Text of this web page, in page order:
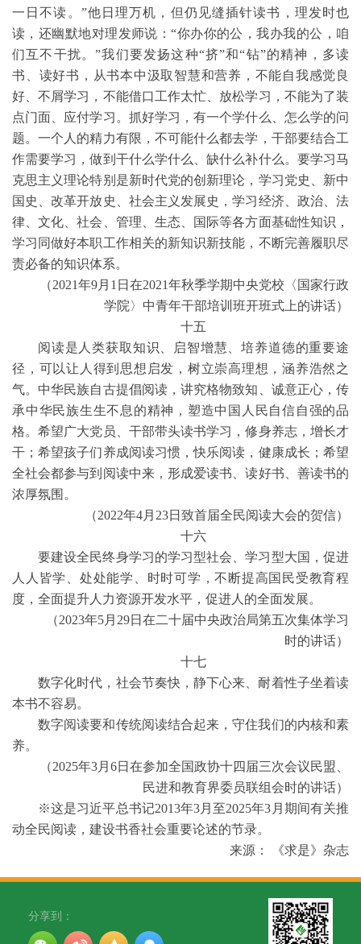
一日不读。”他日理万机，但仍见缝插针读书，理发时也
读，还幽默地对理发师说：“你办你的公，我办我的公，咱
们互不干扰。”我们要发扬这种“挤”和“钻”的精神，多读
书、读好书，从书本中汲取智慧和营养，不能自我感觉良
好、不屑学习，不能借口工作太忙、放松学习，不能为了装
点门面、应付学习。抓好学习，有一个学什么、怎么学的问
题。一个人的精力有限，不可能什么都去学，干部要结合工
作需要学习，做到干什么学什么、缺什么补什么。要学习马
克思主义理论特别是新时代党的创新理论，学习党史、新中
国史、改革开放史、社会主义发展史，学习经济、政治、法
律、文化、社会、管理、生态、国际等各方面基础性知识，
学习同做好本职工作相关的新知识新技能，不断完善履职尽
责必备的知识体系。
（2021年9月1日在2021年秋季学期中央党校〈国家行政
学院〉中青年干部培训班开班式上的讲话）
十五
阅读是人类获取知识、启智增慧、培养道德的重要途
径，可以让人得到思想启发，树立崇高理想，涵养浩然之
气。中华民族自古提倡阅读，讲究格物致知、诚意正心，传
承中华民族生生不息的精神，塑造中国人民自信自强的品
格。希望广大党员、干部带头读书学习，修身养志，增长才
干；希望孩子们养成阅读习惯，快乐阅读，健康成长；希望
全社会都参与到阅读中来，形成爱读书、读好书、善读书的
浓厚氛围。
（2022年4月23日致首届全民阅读大会的贺信）
十六
要建设全民终身学习的学习型社会、学习型大国，促进
人人皆学、处处能学、时时可学，不断提高国民受教育程
度，全面提升人力资源开发水平，促进人的全面发展。
（2023年5月29日在二十届中央政治局第五次集体学习
时的讲话）
十七
数字化时代，社会节奏快，静下心来、耐着性子坐着读
本书不容易。
数字阅读要和传统阅读结合起来，守住我们的内核和素
养。
（2025年3月6日在参加全国政协十四届三次会议民盟、
民进和教育界委员联组会时的讲话）
※这是习近平总书记2013年3月至2025年3月期间有关推
动全民阅读，建设书香社会重要论述的节录。
来源： 《求是》杂志
分享到：